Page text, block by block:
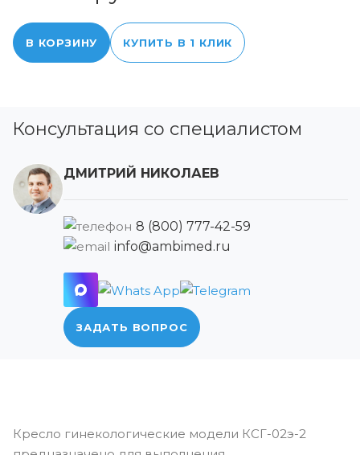
В КОРЗИНУ КУПИТЬ В 1 КЛИК
Консультация со специалистом
ДМИТРИЙ НИКОЛАЕВ
8 (800) 777-42-59
info@ambimed.ru
ЗАДАТЬ ВОПРОС
Кресло гинекологические модели КСГ-02э-2